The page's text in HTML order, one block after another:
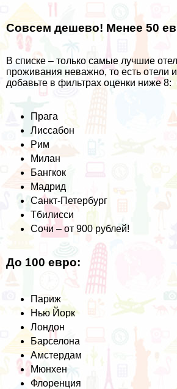
Совсем дешево! Менее 50
В списке – только самые лучшие
проживания неважно, то есть отели
добавьте в фильтрах оценки ниже 8:
Прага
Лиссабон
Рим
Милан
Бангкок
Мадрид
Санкт-Петербург
Тбилисси
Сочи – от 900 рублей!
До 100 евро:
Париж
Нью Йорк
Лондон
Барселона
Амстердам
Мюнхен
Флоренция